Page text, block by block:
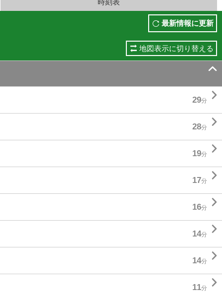
時刻表
最新情報に更新
地図表示に切り替える

29分 
28分 
19分 
17分 
16分 
14分 
14分 
11分 